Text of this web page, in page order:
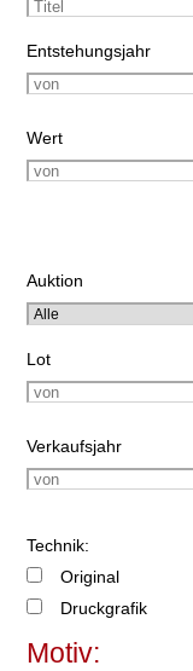
Entstehungsjahr
Wert
Auktion
Lot
Verkaufsjahr
Technik:
Original
Druckgrafik
Motiv: